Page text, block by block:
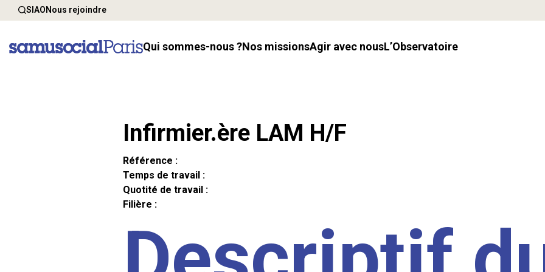
SIAONous rejoindre
Qui sommes-nous ? Nos missions Agir avec nous l’Observatoire
Infirmier.ère LAM H/F
Référence :
Temps de travail :
Quotité de travail :
Filière :